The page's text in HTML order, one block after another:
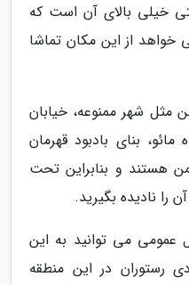
خیلی بالای آن است که
از این مکان تماشا
مثل شهر ممنوعه، خیابان
بنای بادبود قهرمان
هستند و بنابراین تحت
را نادیده بگیرید.
عمومی می توانید به این
رستوران در این منطقه